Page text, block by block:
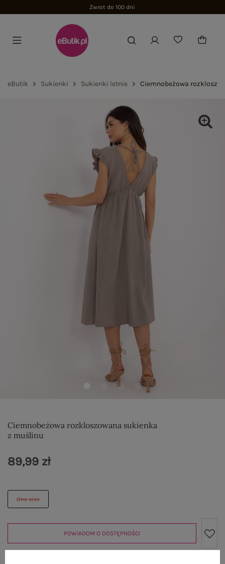
Zwrot do 100 dni
eButik Sukienki Sukienki letnie Ciemnobeżowa
Ciemnobeżowa rozkloszowana sukienka
z muślinu
One size
89,99 zł
POWIADOM O DOSTĘPNOŚCI